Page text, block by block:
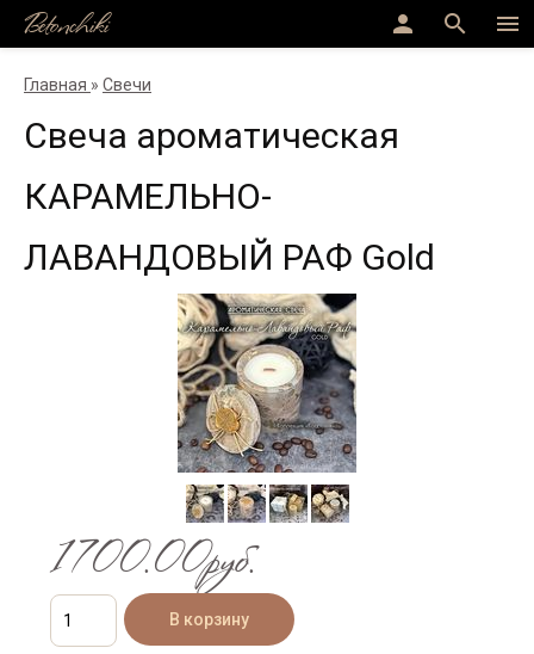
menu
search
person
Betonchiki
Главная » Свечи
Свеча ароматическая
КАРАМЕЛЬНО-
ЛАВАНДОВЫЙ РАФ Gold
1700.00руб.